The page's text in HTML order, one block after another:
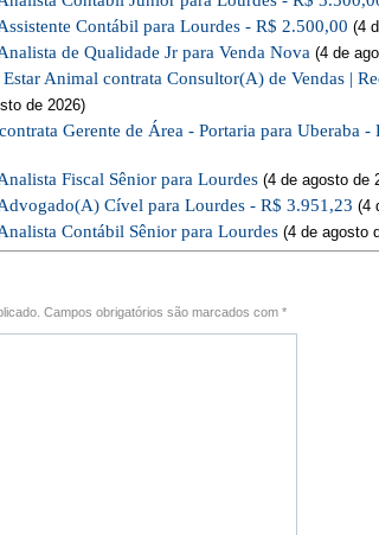
Contábil para Lourdes - R$ 2.500,00 (4
de Qualidade Jr para Venda Nova (4 de
Animal contrata Consultor(A) de Vendas |
de 2026)
Gerente de Área - Portaria para Uberaba -
Fiscal Sênior para Lourdes (4 de agosto de
Cível para Lourdes - R$ 3.951,23 (4
Contábil Sênior para Lourdes (4 de agosto
Campos obrigatórios são marcados com *